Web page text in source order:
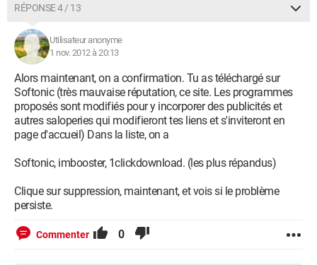
RÉPONSE 4 / 13
Utilisateur anonyme
1 nov. 2012 à 20:13
Alors maintenant, on a confirmation. Tu as téléchargé sur
Softonic (très mauvaise réputation, ce site. Les programmes
proposés sont modifiés pour y incorporer des publicités et
autres saloperies qui modifieront tes liens et s'inviteront en
page d'accueil) Dans la liste, on a
Softonic, imbooster, 1clickdownload. (les plus répandus)
Clique sur suppression, maintenant, et vois si le problème
persiste.
Commenter 0